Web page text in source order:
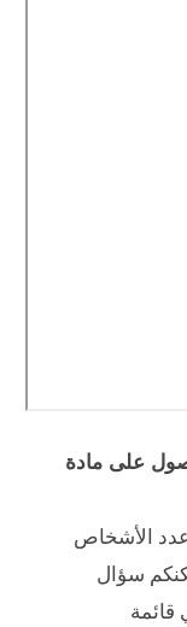
على مادة
عدد الأشخاص
سؤال
قائمة